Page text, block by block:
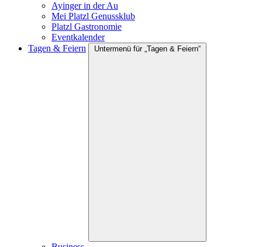
Ayinger in der Au
Mei Platzl Genussklub
Platzl Gastronomie
Eventkalender
Tagen & Feiern
Untermenü für „Tagen & Feiern“